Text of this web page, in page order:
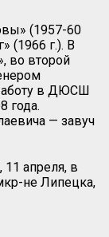
(1957-60
(1966 г.). В
во второй
в ДЮСШ
года.
— завуч
апреля, в
не Липецка,